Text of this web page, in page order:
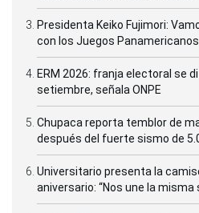
Presidenta Keiko Fujimori:
con los Juegos
ERM 2026: franja electoral se
setiembre, señala ONPE
Chupaca reporta temblor de
después del fuerte sismo de
Universitario presenta la
aniversario: “Nos une la misma